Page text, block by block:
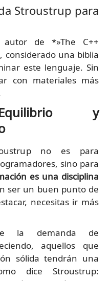
Stroustrup para
de *»The C++
considerado una biblia
este lenguaje. Sin
con materiales más
y
no es para
sino para
es una disciplina
ser un buen punto de
necesitas ir más
la demanda de
aquellos que
sólida tendrán una
dice Stroustrup: